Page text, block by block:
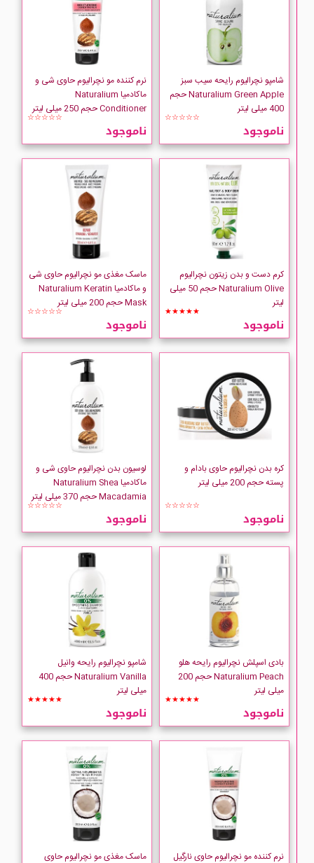
شامپو نچرالیوم رایحه سیب سبز
Naturalium Green Apple حجم
400 میلی لیتر
☆☆☆☆☆
ناموجود
نرم کننده مو نچرالیوم حاوی شی و
ماکادمیا Naturalium
Conditioner حجم 250 میلی لیتر
☆☆☆☆☆
ناموجود
کرم دست و بدن زیتون نچرالیوم
Naturalium Olive حجم 50 میلی
لیتر
★★★★★
ناموجود
ماسک مغذی مو نچرالیوم حاوی شی
و ماکادمیا Naturalium Keratin
Mask حجم 200 میلی لیتر
☆☆☆☆☆
ناموجود
کره بدن نچرالیوم حاوی بادام و
پسته حجم 200 میلی لیتر
☆☆☆☆☆
ناموجود
لوسیون بدن نچرالیوم حاوی شی و
ماکادمیا Naturalium Shea
Macadamia حجم 370 میلی لیتر
☆☆☆☆☆
ناموجود
بادی اسپلش نچرالیوم رایحه هلو
Naturalium Peach حجم 200
میلی لیتر
★★★★★
ناموجود
شامپو نچرالیوم رایحه وانیل
Naturalium Vanilla حجم 400
میلی لیتر
★★★★★
ناموجود
نرم کننده مو نچرالیوم حاوی نارگیل ماسک مغذی مو نچرالیوم حاوی